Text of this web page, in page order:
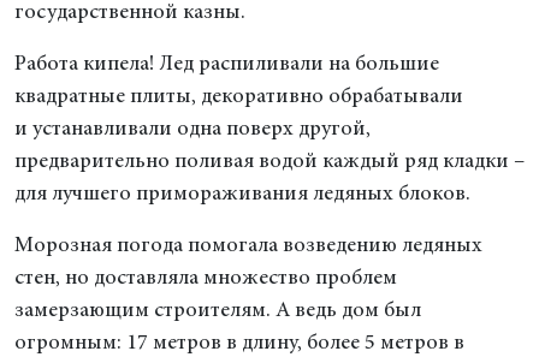
государственной казны.
Работа кипела! Лед распиливали на большие
квадратные плиты, декоративно обрабатывали
и устанавливали одна поверх другой,
предварительно поливая водой каждый ряд кладки –
для лучшего примораживания ледяных блоков.
Морозная погода помогала возведению ледяных
стен, но доставляла множество проблем
замерзающим строителям. А ведь дом был
огромным: 17 метров в длину, более 5 метров в